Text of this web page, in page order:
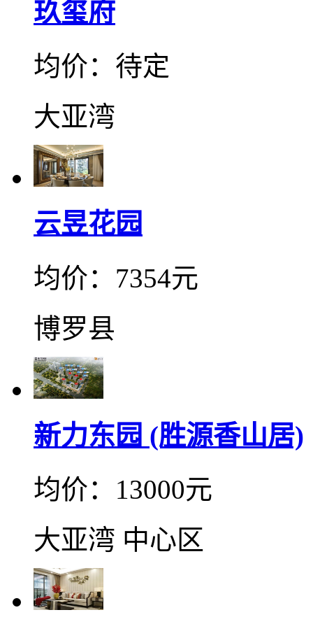
玖玺府
均价：待定
大亚湾
云昱花园
均价：7354元
博罗县
新力东园 (胜源香山居)
均价：13000元
大亚湾 中心区